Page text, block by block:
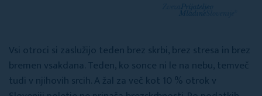
Vsi otroci si zaslužijo teden brez skrbi, brez stresa in brez
bremen vsakdana. Teden, ko sonce ni le na nebu, temveč
tudi v njihovih srcih. A žal za več kot 10 % otrok v